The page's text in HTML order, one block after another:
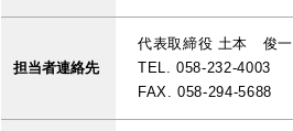
担当者連絡先
代表取締役 土本 俊一
TEL. 058-232-4003
FAX. 058-294-5688